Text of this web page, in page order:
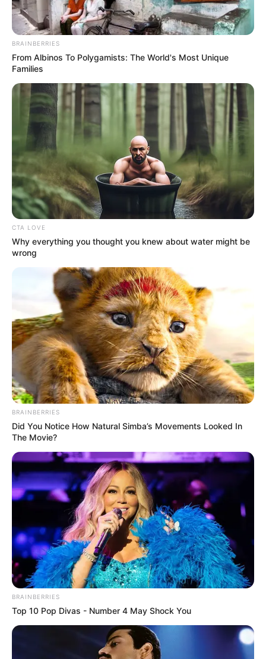
LIHAT ARTIKEL LAINNYA
Tastefully Yours Confidence Queen
Walking On Thin Ice Tempest
BRAINBERRIES
From Albinos To Polygamists: The World's Most Unique
Families
CTA LOVE
Why everything you thought you knew about water might be
wrong
BRAINBERRIES
Did You Notice How Natural Simba’s Movements Looked In
The Movie?
BRAINBERRIES
Top 10 Pop Divas - Number 4 May Shock You